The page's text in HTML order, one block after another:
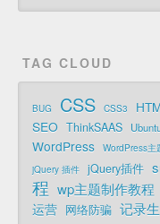
TAG CLOUD
BUG CSS CSS3
SEO ThinkSAAS
WordPress WordPress主
jQuery 插件 jQuery插件
程 wp主题制作教程
运营 网络防骗 记录